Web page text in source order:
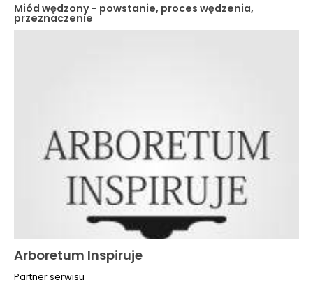
Miód wędzony - powstanie, proces wędzenia,
przeznaczenie
Arboretum Inspiruje
Partner serwisu